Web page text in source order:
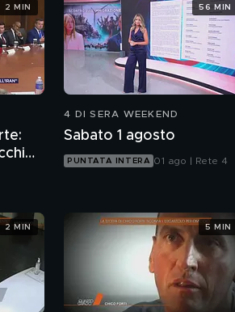
2 MIN
4 DI SERA WEEKEND
Sabato 1 agosto
PUNTATA INTERA 01 ago | Rete 4
56 MIN
2 MIN 5 MIN